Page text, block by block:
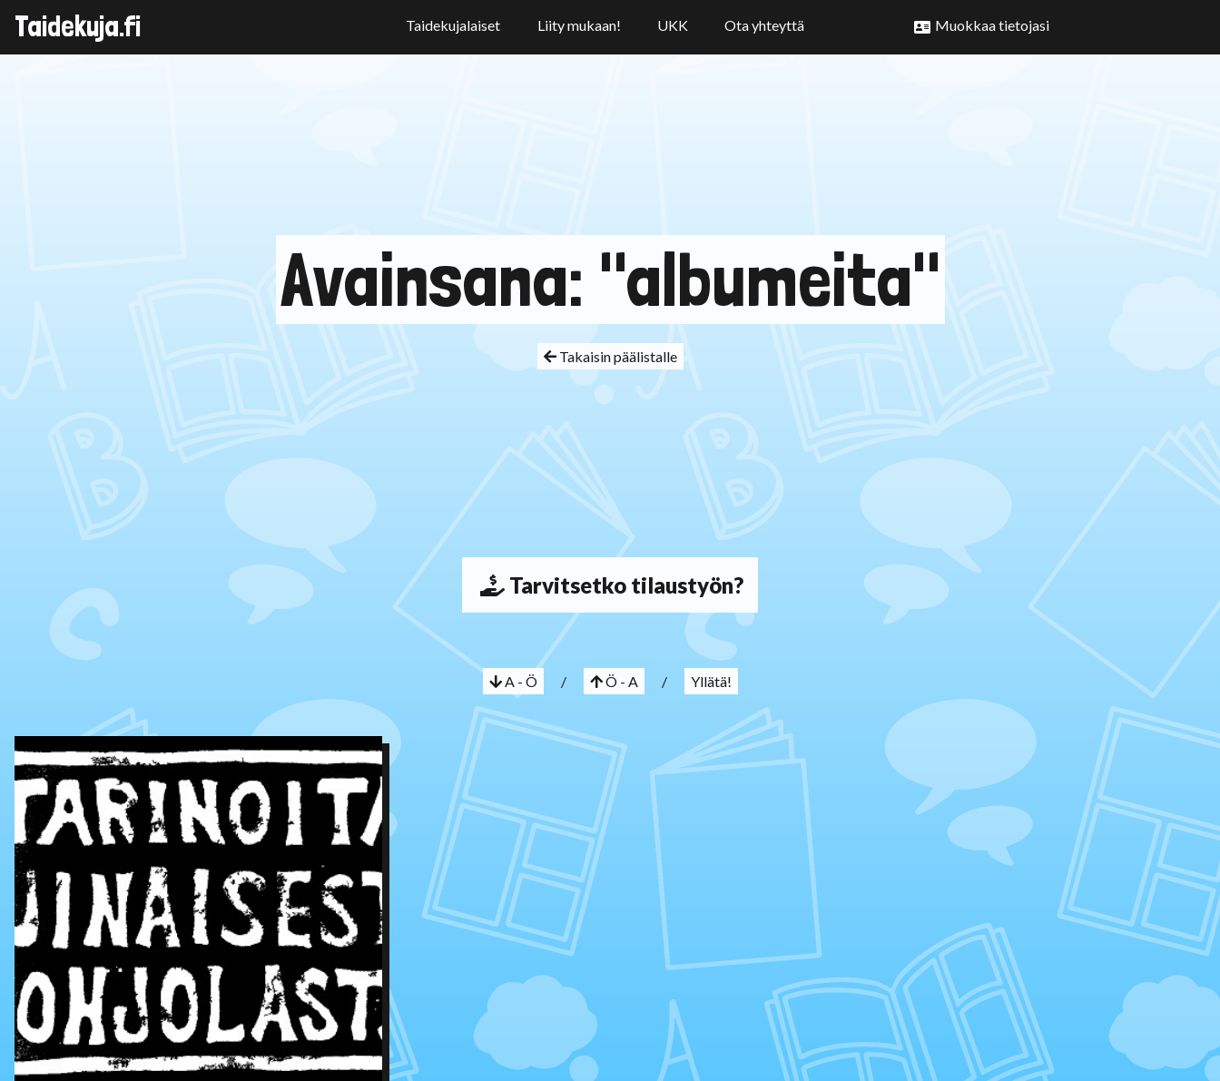
Skip
Taidekuja.fi Taidekujalaiset Liity mukaan! UKK Ota yhteyttä Muokkaa tietojasi
Avainsana: "albumeita"
Takaisin päälistalle
Tarvitsetko tilaustyön?
A - Ö / Ö - A / Yllätä!